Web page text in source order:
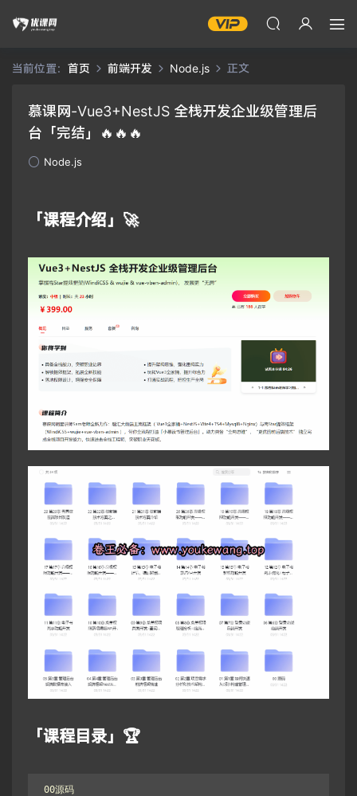
当前位置： 首页 前端开发 Node.js 正文
慕课网-Vue3+NestJS 全栈开发企业级管理后
台「完结」🔥🔥🔥
Node.js
「课程介绍」🚀
「课程目录」🏆
00源码